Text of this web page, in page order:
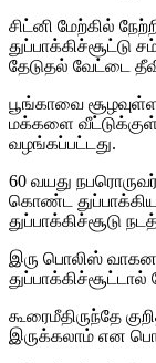
சிட்னி மேற்கில்
துப்பாக்கிச்சூட்டு
தேடுதல் வேட்டை
பூங்காவை
மக்களை
வழங்கப்பட்டது.
60 வயது
கொண்ட
துப்பாக்கிச்சூடு
இரு பொலிஸ்
கூரைமீதிருந்தே
இருக்கலாம் என